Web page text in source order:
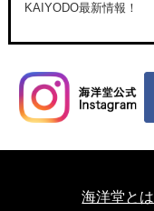
KAIYODO最新情報！
海洋堂とは